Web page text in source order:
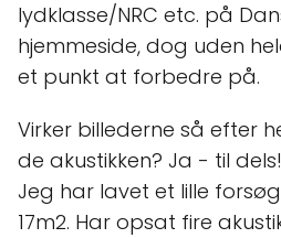
lydklasse/NRC etc. på
hjemmeside, dog uden
et punkt at forbedre på.
Virker billederne så efter
de akustikken? Ja - til dels!
Jeg har lavet et lille
17m2. Har opsat fire